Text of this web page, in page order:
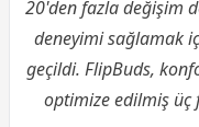
20'den fazla değişim
deneyimi sağlamak
geçildi. FlipBuds,
optimize edilmiş üç